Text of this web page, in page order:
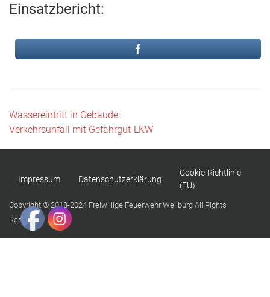
Einsatzbericht:
Beitragsnavigation
Wassereintritt in Gebäude
Verkehrsunfall mit Gefahrgut-LKW
Impressum Datenschutzerklärung
Cookie-Richtlinie
(EU)
Copyright © 2018-2024 Freiwillige Feuerwehr Weilburg All Rights
Reserved.